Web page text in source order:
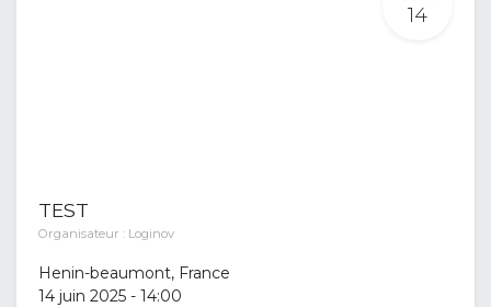
14
TEST
Organisateur : Loginov
Henin-beaumont, France
14 juin 2025 - 14:00